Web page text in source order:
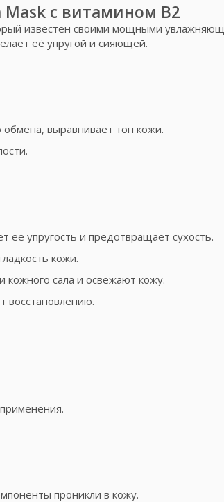
Mask с витамином B2
известен своими мощными
её упругой и сияющей.
выравнивает тон кожи.
её упругость и предотвращает сухость.
кожи.
кожного сала и освежают кожу.
восстановлению.
проникли в кожу.